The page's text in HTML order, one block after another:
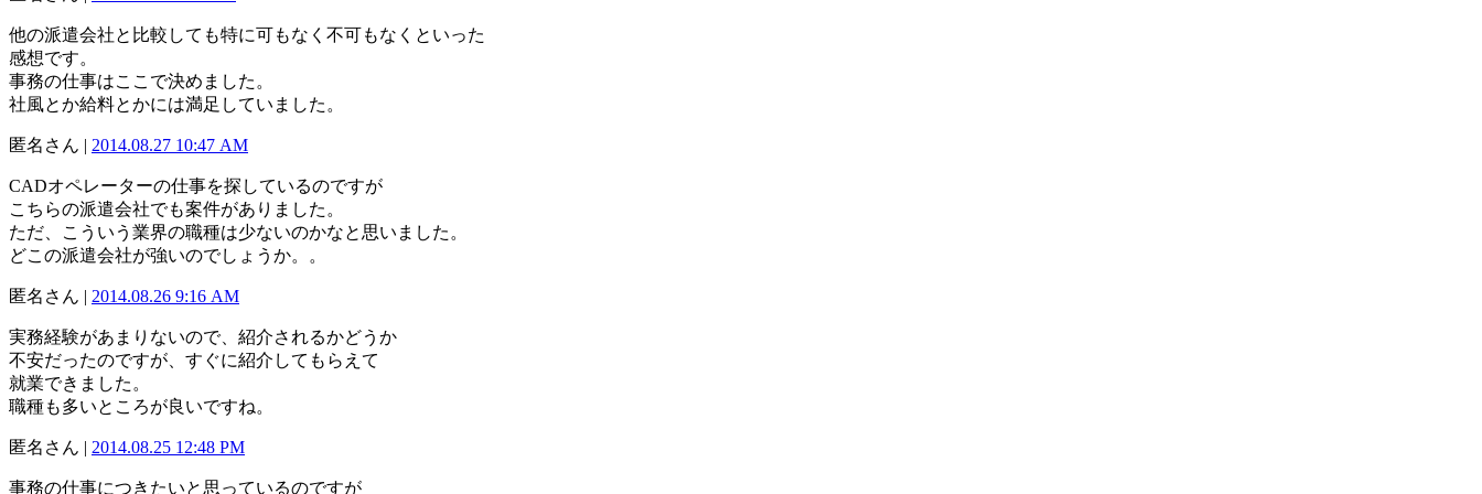
他の派遣会社と比較しても特に可もなく不可もなくといった
感想です。
事務の仕事はここで決めました。
社風とか給料とかには満足していました。
匿名さん | 2014.08.27 10:47 AM
CADオペレーターの仕事を探しているのですが
こちらの派遣会社でも案件がありました。
ただ、こういう業界の職種は少ないのかなと思いました。
どこの派遣会社が強いのでしょうか。。
匿名さん | 2014.08.26 9:16 AM
実務経験があまりないので、紹介されるかどうか
不安だったのですが、すぐに紹介してもらえて
就業できました。
職種も多いところが良いですね。
匿名さん | 2014.08.25 12:48 PM
事務の仕事につきたいと思っているのですが